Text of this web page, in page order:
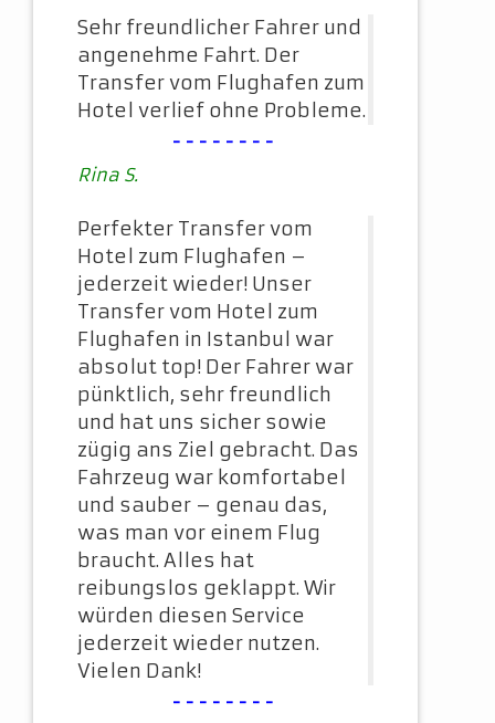
Sehr freundlicher Fahrer und
angenehme Fahrt. Der
Transfer vom Flughafen zum
Hotel verlief ohne Probleme.
--------
Rina S.
Perfekter Transfer vom
Hotel zum Flughafen –
jederzeit wieder! Unser
Transfer vom Hotel zum
Flughafen in Istanbul war
absolut top! Der Fahrer war
pünktlich, sehr freundlich
und hat uns sicher sowie
zügig ans Ziel gebracht. Das
Fahrzeug war komfortabel
und sauber – genau das,
was man vor einem Flug
braucht. Alles hat
reibungslos geklappt. Wir
würden diesen Service
jederzeit wieder nutzen.
Vielen Dank!
--------